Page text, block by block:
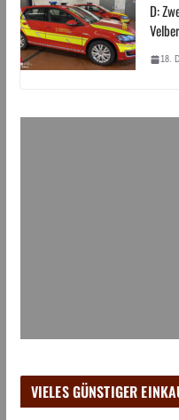
D:
18.
VIELES GÜNSTIGER